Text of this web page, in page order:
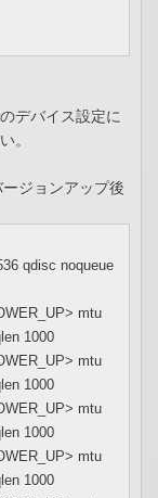
デバイス設定に
。
ジョンアップ後
qdisc noqueue
mtu
1000
mtu
1000
mtu
1000
mtu
1000